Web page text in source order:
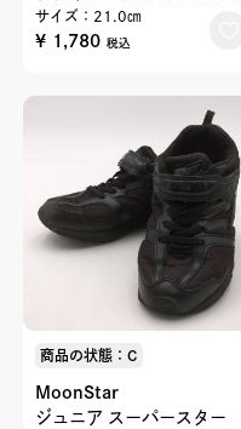
サイズ：21.0㎝
¥ 1,780 税込
商品の状態：C
MoonStar
ジュニア スーパースター